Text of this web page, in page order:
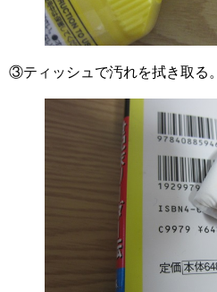
③ティッシュで汚れを拭き取る。